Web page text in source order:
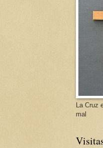
La Cruz
mal